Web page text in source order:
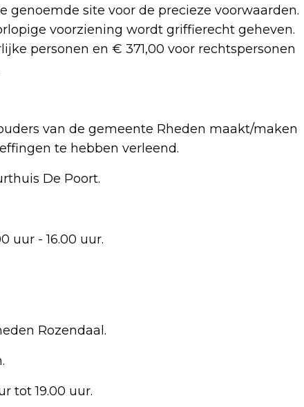
site voor de precieze voorwaarden.
voorziening wordt griffierecht geheven.
personen en € 371,00 voor rechtspersonen
van de gemeente Rheden maakt/maken
te hebben verleend.
De Poort.
- 16.00 uur.
Rozendaal.
19.00 uur.